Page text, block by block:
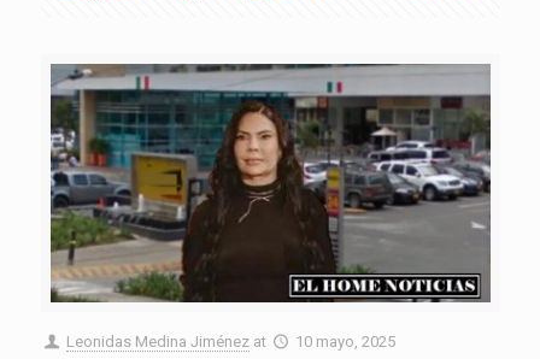
Leonidas Medina Jiménez at 10 mayo, 2025